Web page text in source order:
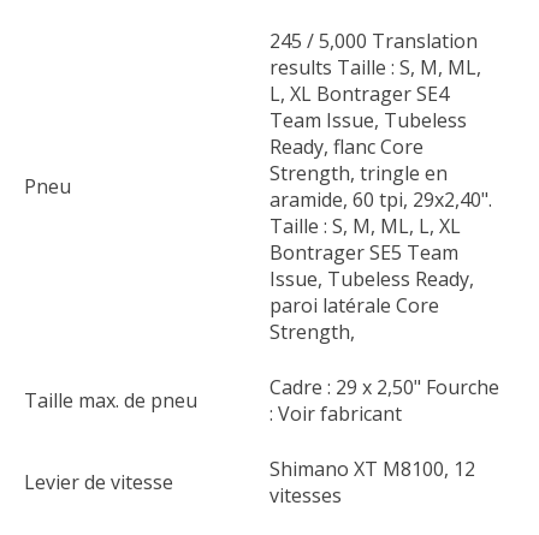
Pneu
245 / 5,000 Translation
results Taille : S, M, ML,
L, XL Bontrager SE4
Team Issue, Tubeless
Ready, flanc Core
Strength, tringle en
aramide, 60 tpi, 29x2,40".
Taille : S, M, ML, L, XL
Bontrager SE5 Team
Issue, Tubeless Ready,
paroi latérale Core
Strength,
Taille max. de pneu
Cadre : 29 x 2,50" Fourche
: Voir fabricant
Levier de vitesse
Shimano XT M8100, 12
vitesses